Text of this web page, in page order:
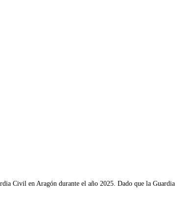
Civil en Aragón durante el año 2025. Dado que la Guardia